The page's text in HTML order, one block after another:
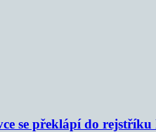
se překlápí do rejstříku